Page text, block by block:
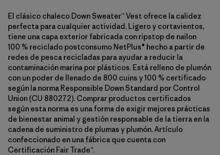
El clásico chaleco Down Sweater™ Vest ofrece la calidez
perfecta para cualquier actividad. Ligero y cortavientos,
tiene una capa exterior fabricada con ripstop de nailon
100 % reciclado postconsumo NetPlus® hecho a partir de
redes de pesca recicladas para ayudar a reducir la
contaminación marina por plásticos. Está relleno de plumón
con un poder de llenado de 800 cuins y 100 % certificado
según la norma Responsible Down Standard por Control
Union (CU 880272). Comprar productos certificados
según esta norma es una forma de exigir mejores prácticas
de bienestar animal y gestión responsable de la tierra en la
cadena de suministro de plumas y plumón. Artículo
confeccionado en una fábrica que cuenta con
Certificación Fair Trade™.